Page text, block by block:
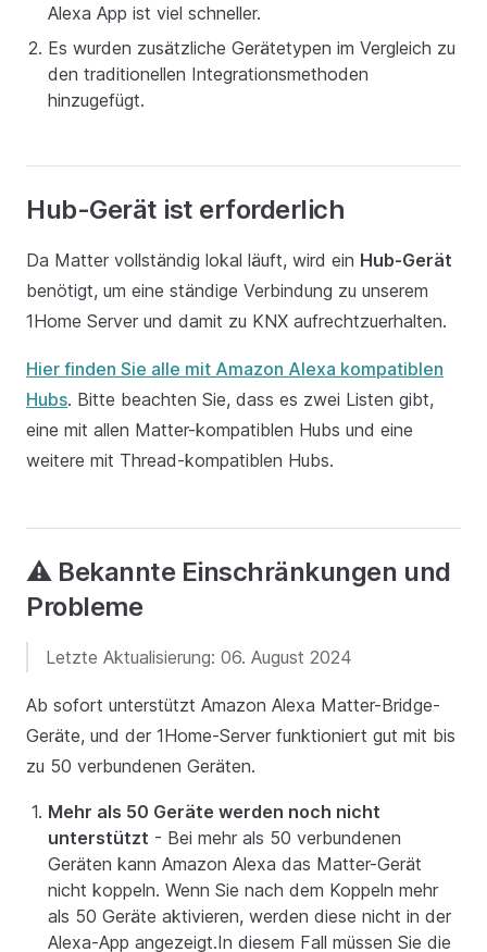
Alexa App ist viel schneller.
Es wurden zusätzliche Gerätetypen im Vergleich zu
den traditionellen Integrationsmethoden
hinzugefügt.
Hub-Gerät ist erforderlich
Da Matter vollständig lokal läuft, wird ein Hub-Gerät
benötigt, um eine ständige Verbindung zu unserem
1Home Server und damit zu KNX aufrechtzuerhalten.
Hier finden Sie alle mit Amazon Alexa kompatiblen
Hubs. Bitte beachten Sie, dass es zwei Listen gibt,
eine mit allen Matter-kompatiblen Hubs und eine
weitere mit Thread-kompatiblen Hubs.
⚠️ Bekannte Einschränkungen und
Probleme
Letzte Aktualisierung: 06. August 2024
Ab sofort unterstützt Amazon Alexa Matter-Bridge-
Geräte, und der 1Home-Server funktioniert gut mit bis
zu 50 verbundenen Geräten.
Mehr als 50 Geräte werden noch nicht
unterstützt - Bei mehr als 50 verbundenen
Geräten kann Amazon Alexa das Matter-Gerät
nicht koppeln. Wenn Sie nach dem Koppeln mehr
als 50 Geräte aktivieren, werden diese nicht in der
Alexa-App angezeigt.In diesem Fall müssen Sie die